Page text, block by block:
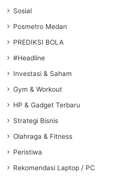
Sosial
Posmetro Medan
PREDIKSI BOLA
#Headline
Investasi & Saham
Gym & Workout
HP & Gadget Terbaru
Strategi Bisnis
Olahraga & Fitness
Peristiwa
Rekomendasi Laptop / PC